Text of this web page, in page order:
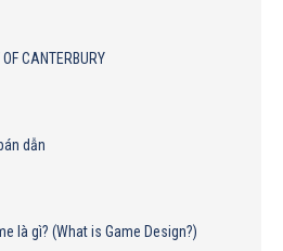
CANTERBURY
dẫn
là gì? (What is Game Design?)